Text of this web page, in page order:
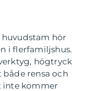
hör
i flerfamiljshus.
högtryck
rensa och
inte kommer